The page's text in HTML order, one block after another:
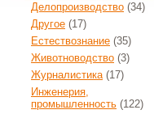
Делопроизводство (34)
Другое (17)
Естествознание (35)
Животноводство (3)
Журналистика(17)
Инженерия,
промышленность (122)